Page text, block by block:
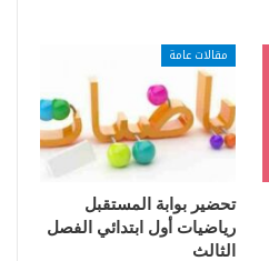
مقالات عامة
تحضير بوابة المستقبل
رياضيات أول ابتدائي الفصل
الثالث